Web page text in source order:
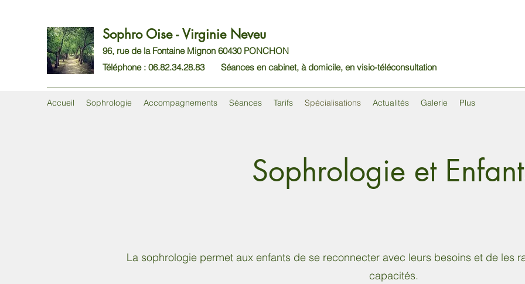
Sophro Oise -Virginie Neveu
96, rue de la Fontaine Mignon 60430 PONCHON
Téléphone : 06.82.34.28.83 Séances en cabinet, à domicile, en visio-téléconsultation
Accueil Sophrologie Accompagnements Séances Tarifs Spécialisations Actualités Galerie Plus
Sophrologie et
La sophrologie permet aux enfants de se reconnecter avec leurs besoins et de les
capacités.